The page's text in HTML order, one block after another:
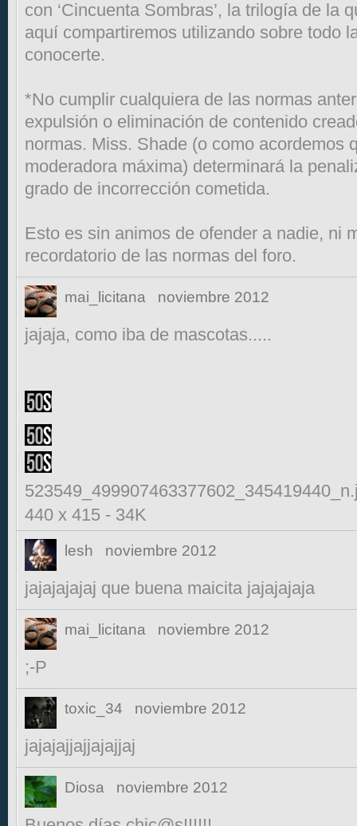
con ‘Cincuenta Sombras’, la trilogía de la
aquí compartiremos utilizando sobre todo
conocerte.
*No cumplir cualquiera de las normas
expulsión o eliminación de contenido
normas. Miss. Shade (o como acordemos
moderadora máxima) determinará la
grado de incorrección cometida.
Esto es sin animos de ofender a nadie, ni
recordatorio de las normas del foro.
mai_licitana noviembre 2012
jajaja, como iba de mascotas.....
440 x 415 - 34K
lesh noviembre 2012
jajajajajaj que buena maicita jajajajaja
mai_licitana noviembre 2012
;-P
toxic_34 noviembre 2012
jajajajjajjajajjaj
Diosa noviembre 2012